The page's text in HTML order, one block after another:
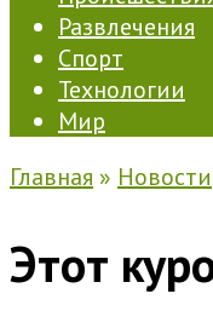
Развлечения
Спорт
Технологии
Мир
Главная » Новости
Этот